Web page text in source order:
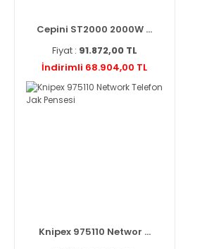
Cepini ST2000 2000W ...
Fiyat : 91.872,00 TL
İndirimli 68.904,00 TL
Knipex 975110 Networ ...